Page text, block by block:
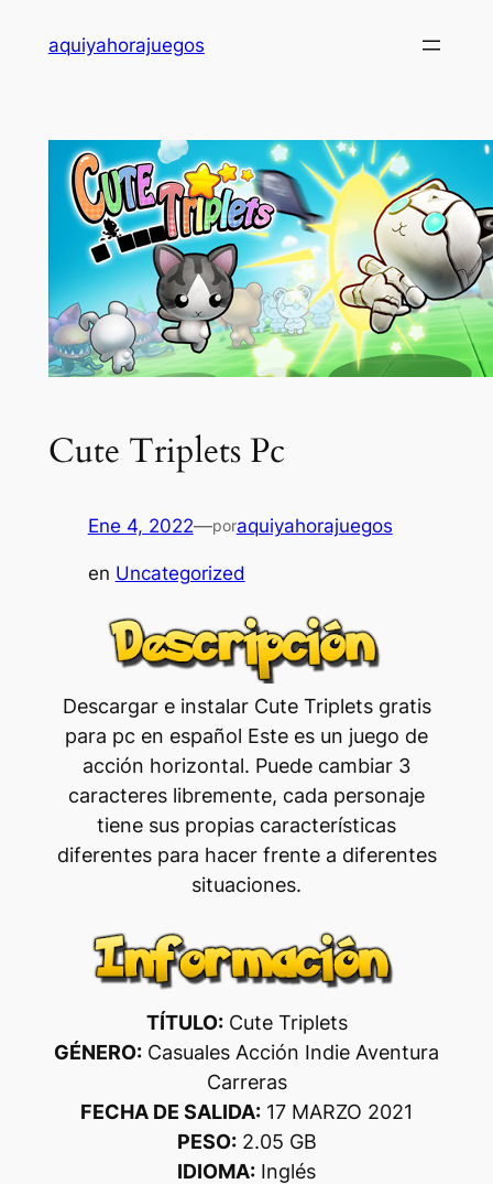
aquiyahorajuegos
Cute Triplets Pc
Ene 4, 2022—poraquiyahorajuegos
en Uncategorized
Descargar e instalar Cute Triplets gratis
para pc en español ‎Este es un juego de
acción horizontal. Puede cambiar 3
caracteres libremente, cada personaje
tiene sus propias características
diferentes para hacer frente a diferentes
situaciones.
TÍTULO:Cute Triplets
GÉNERO: Casuales Acción Indie Aventura
Carreras
FECHA DE SALIDA: 17 MARZO 2021
PESO:2.05 GB
IDIOMA: Inglés